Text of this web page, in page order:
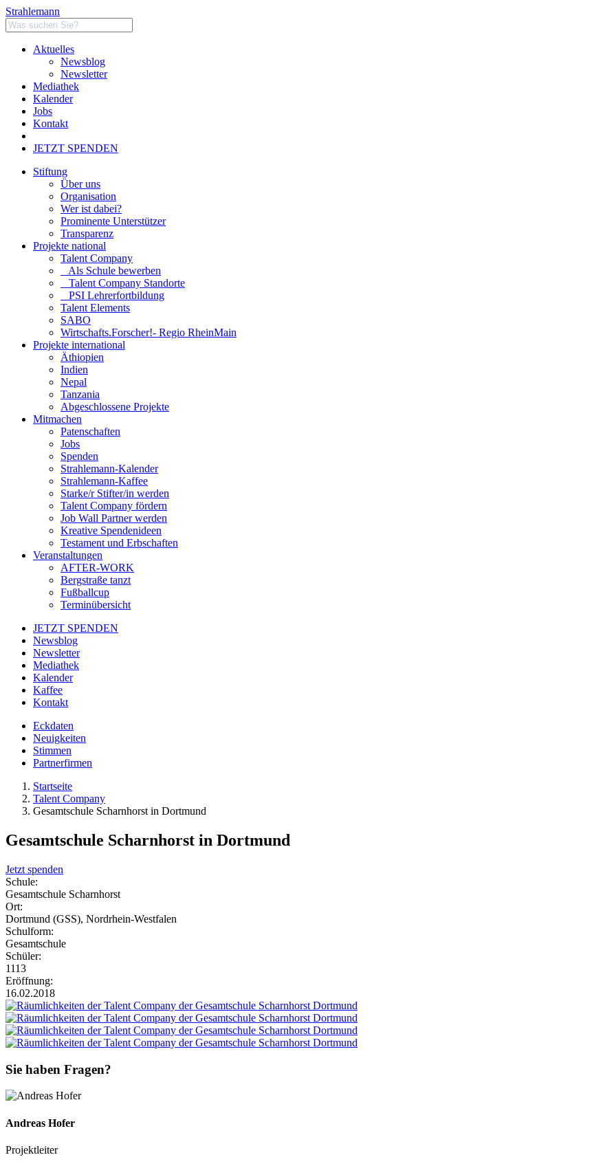
Strahlemann
Aktuelles
Newsblog
Newsletter
Mediathek
Kalender
Jobs
Kontakt
JETZT SPENDEN
Stiftung
Über uns
Organisation
Wer ist dabei?
Prominente Unterstützer
Transparenz
Projekte national
Talent Company
Als Schule bewerben
Talent Company Standorte
PSI Lehrerfortbildung
Talent Elements
SABO
Wirtschafts.Forscher!- Regio RheinMain
Projekte international
Äthiopien
Indien
Nepal
Tanzania
Abgeschlossene Projekte
Mitmachen
Patenschaften
Jobs
Spenden
Strahlemann-Kalender
Strahlemann-Kaffee
Starke/r Stifter/in werden
Talent Company fördern
Job Wall Partner werden
Kreative Spendenideen
Testament und Erbschaften
Veranstaltungen
AFTER-WORK
Bergstraße tanzt
Fußballcup
Terminübersicht
JETZT SPENDEN
Newsblog
Newsletter
Mediathek
Kalender
Kaffee
Kontakt
Eckdaten
Neuigkeiten
Stimmen
Partnerfirmen
Startseite
Talent Company
Gesamtschule Scharnhorst in Dortmund
Gesamtschule Scharnhorst in Dortmund
Jetzt spenden
Schule:
Gesamtschule Scharnhorst
Ort:
Dortmund (GSS), Nordrhein-Westfalen
Schulform:
Gesamtschule
Schüler:
1113
Eröffnung:
16.02.2018
Sie haben Fragen?
Andreas Hofer
Projektleiter